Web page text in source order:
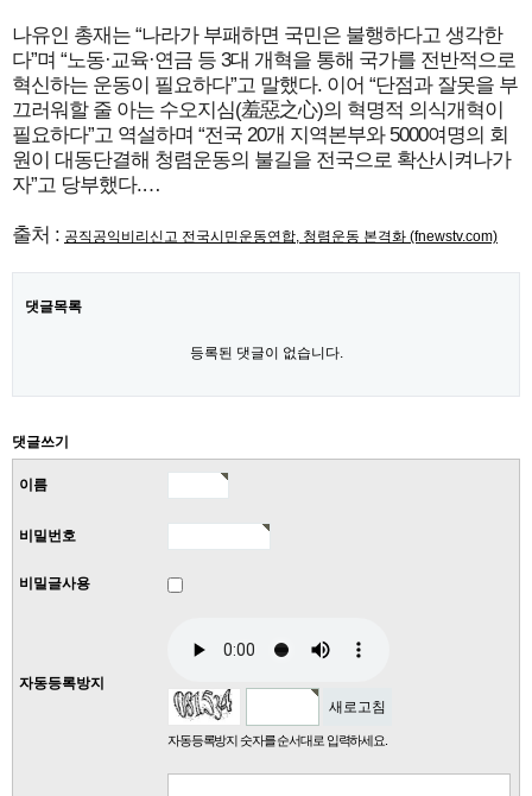
나유인 총재는 “나라가 부패하면 국민은 불행하다고 생각한
다”며 “노동·교육·연금 등 3대 개혁을 통해 국가를 전반적으로
혁신하는 운동이 필요하다”고 말했다. 이어 “단점과 잘못을 부
끄러워할 줄 아는 수오지심(羞惡之心)의 혁명적 의식개혁이
필요하다”고 역설하며 “전국 20개 지역본부와 5000여명의 회
원이 대동단결해 청렴운동의 불길을 전국으로 확산시켜나가
자”고 당부했다.…
출처 : 공직공익비리신고 전국시민운동연합, 청렴운동 본격화 (fnewstv.com)
댓글목록
등록된 댓글이 없습니다.
댓글쓰기
이름
비밀번호
비밀글사용
자동등록방지
새로고침
자동등록방지 숫자를 순서대로 입력하세요.